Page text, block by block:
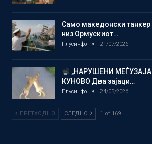
Само македонски
низ Ормускиот…
Плусинфо 21/07/2026
„НАРУШЕНИ
КУНОВО Два зајаци…
Плусинфо 24/05/2026
ПРЕТХОДНО СЛЕДНО 1 of 169